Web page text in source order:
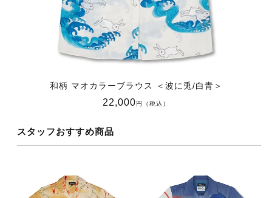
和柄 マオカラーブラウス ＜波に兎/白青＞
22,000円（税込）
スタッフおすすめ商品